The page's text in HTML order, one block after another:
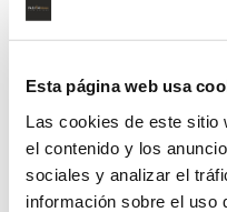
Esta página web usa
Las cookies de este sitio
el contenido y los
sociales y analizar el
información sobre el uso